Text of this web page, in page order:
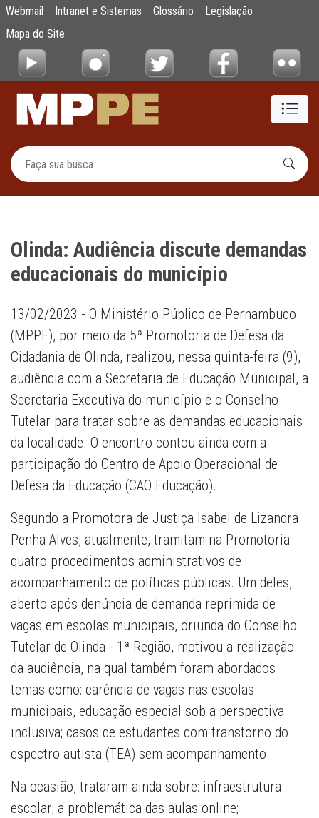
Pular para o Conteúdo principal
Olinda: Audiência discute demandas
Webmail Intranet e Sistemas Glossário
Legislação
Mapa do Site
Olinda: Audiência discute demandas
educacionais do município
13/02/2023 - O Ministério Público de Pernambuco
(MPPE), por meio da 5ª Promotoria de Defesa da
Cidadania de Olinda, realizou, nessa quinta-feira (9),
audiência com a Secretaria de Educação Municipal, a
Secretaria Executiva do município e o Conselho
Tutelar para tratar sobre as demandas educacionais
da localidade. O encontro contou ainda com a
participação do Centro de Apoio Operacional de
Defesa da Educação (CAO Educação).
Segundo a Promotora de Justiça Isabel de Lizandra
Penha Alves, atualmente, tramitam na Promotoria
quatro procedimentos administrativos de
acompanhamento de políticas públicas. Um deles,
aberto após denúncia de demanda reprimida de
vagas em escolas municipais, oriunda do Conselho
Tutelar de Olinda - 1ª Região, motivou a realização
da audiência, na qual também foram abordados
temas como: carência de vagas nas escolas
municipais, educação especial sob a perspectiva
inclusiva; casos de estudantes com transtorno do
espectro autista (TEA) sem acompanhamento.
Na ocasião, trataram ainda sobre: infraestrutura
escolar; a problemática das aulas online;